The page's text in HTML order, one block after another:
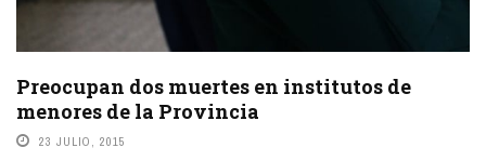
Preocupan dos muertes en institutos de
menores de la Provincia
23 JULIO, 2015